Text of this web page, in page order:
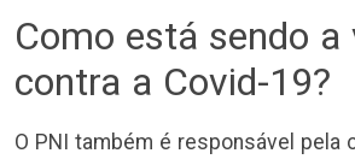
Como está sendo a
contra a Covid-19?
O PNI também é responsável pela